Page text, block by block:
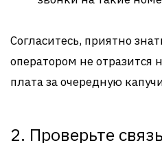
Согласитесь, приятно
оператором не
плата за очередную
2. Проверьте связь